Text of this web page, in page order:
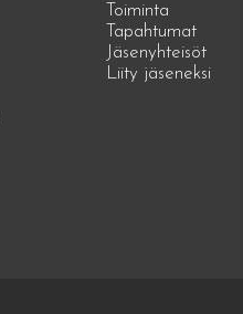
Toiminta
Tapahtumat
Jäsenyhteisöt
Liity jäseneksi